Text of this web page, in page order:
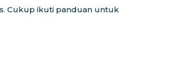
Cukup ikuti panduan untuk